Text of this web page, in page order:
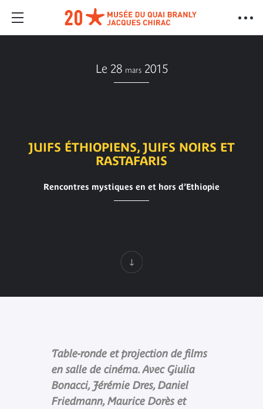
Le 28 mars 2015
JUIFS ÉTHIOPIENS, JUIFS NOIRS ET
RASTAFARIS
Rencontres mystiques en et hors d’Ethiopie
Table-ronde et projection de films
en salle de cinéma. Avec Giulia
Bonacci, Jérémie Dres, Daniel
Friedmann, Maurice Dorès et